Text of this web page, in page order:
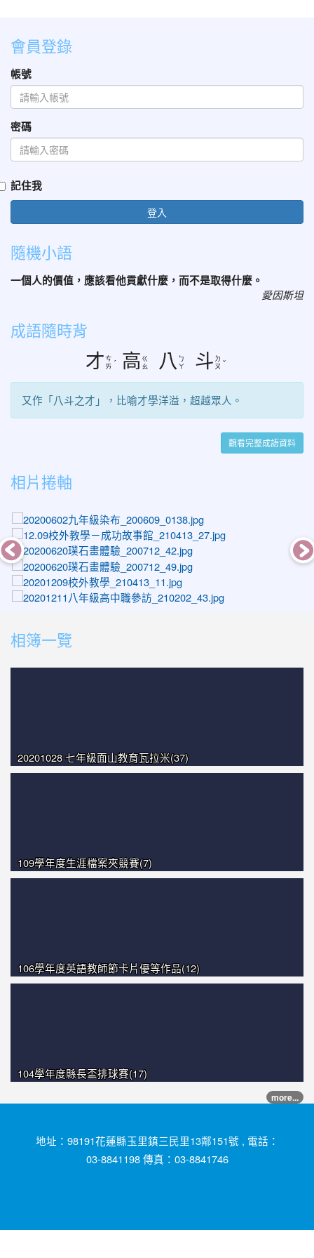
會員登錄
帳號
密碼
記住我
登入
隨機小語
一個人的價值，應該看他貢獻什麼，而不是取得什麼。
愛因斯坦
成語隨時背
才 ㄘ
ㄞ ˊ 高 ㄍ
ㄠ
八 ㄅ
ㄚ
斗 ㄉ
ㄡ ˇ
又作「八斗之才」，比喻才學洋溢，超越眾人。
觀看完整成語資料
相片捲軸
photo-1242
photo-1471
相簿一覽
20201028 七年級面山教育瓦拉米(37)
109學年度生涯檔案夾競賽(7)
106學年度英語教師節卡片優等作品(12)
104學年度縣長盃排球賽(17)
more...
地址：98191花蓮縣玉里鎮三民里13鄰151號 , 電話：
03-8841198 傳真：03-8841746